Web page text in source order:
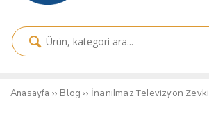
Anasayfa ›› Blog ›› İnanılmaz Televizyon Zevki